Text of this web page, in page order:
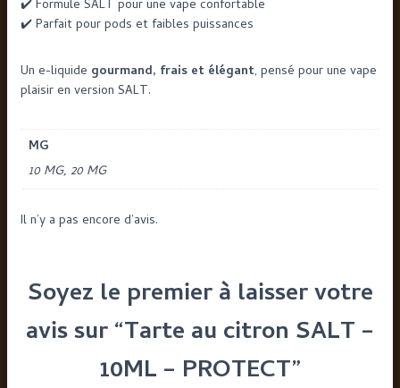
✔️ Formule SALT pour une vape confortable
✔️ Parfait pour pods et faibles puissances
Un e-liquide gourmand, frais et élégant, pensé pour une vape
plaisir en version SALT.
MG
10 MG, 20 MG
Il n’y a pas encore d’avis.
Soyez le premier à laisser votre
avis sur “Tarte au citron SALT –
10ML – PROTECT”